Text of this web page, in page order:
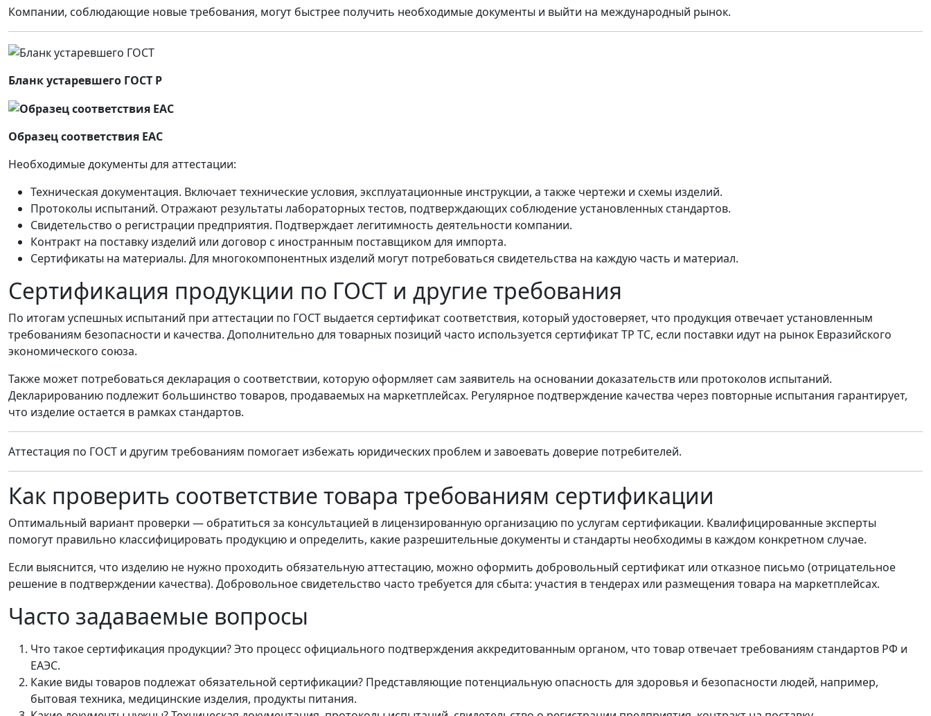
Компании, соблюдающие новые требования, могут быстрее получить необходимые документы и выйти на международный рынок.
Бланк устаревшего ГОСТ Р
Образец соответствия ЕАС
Необходимые документы для аттестации:
Техническая документация. Включает технические условия, эксплуатационные инструкции, а также чертежи и схемы изделий.
Протоколы испытаний. Отражают результаты лабораторных тестов, подтверждающих соблюдение установленных стандартов.
Свидетельство о регистрации предприятия. Подтверждает легитимность деятельности компании.
Контракт на поставку изделий или договор с иностранным поставщиком для импорта.
Сертификаты на материалы. Для многокомпонентных изделий могут потребоваться свидетельства на каждую часть и материал.
Сертификация продукции по ГОСТ и другие требования
По итогам успешных испытаний при аттестации по ГОСТ выдается сертификат соответствия, который удостоверяет, что продукция отвечает установленным
требованиям безопасности и качества. Дополнительно для товарных позиций часто используется сертификат ТР ТС, если поставки идут на рынок Евразийского
экономического союза.
Также может потребоваться декларация о соответствии, которую оформляет сам заявитель на основании доказательств или протоколов испытаний.
Декларированию подлежит большинство товаров, продаваемых на маркетплейсах. Регулярное подтверждение качества через повторные испытания гарантирует,
что изделие остается в рамках стандартов.
Аттестация по ГОСТ и другим требованиям помогает избежать юридических проблем и завоевать доверие потребителей.
Как проверить соответствие товара требованиям сертификации
Оптимальный вариант проверки — обратиться за консультацией в лицензированную организацию по услугам сертификации. Квалифицированные эксперты
помогут правильно классифицировать продукцию и определить, какие разрешительные документы и стандарты необходимы в каждом конкретном случае.
Если выяснится, что изделию не нужно проходить обязательную аттестацию, можно оформить добровольный сертификат или отказное письмо (отрицательное
решение в подтверждении качества). Добровольное свидетельство часто требуется для сбыта: участия в тендерах или размещения товара на маркетплейсах.
Часто задаваемые вопросы
Что такое сертификация продукции? Это процесс официального подтверждения аккредитованным органом, что товар отвечает требованиям стандартов РФ и
ЕАЭС.
Какие виды товаров подлежат обязательной сертификации? Представляющие потенциальную опасность для здоровья и безопасности людей, например,
бытовая техника, медицинские изделия, продукты питания.